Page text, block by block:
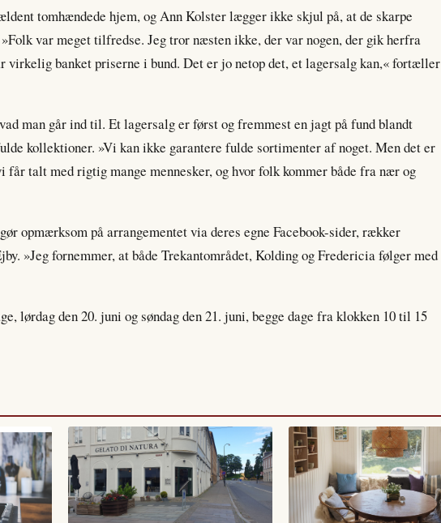
tomhændede hjem, og Ann Kolster lægger ikke skjul på, at de skarpe
var meget tilfredse. Jeg tror næsten ikke, der var nogen, der gik herfra
virkelig banket priserne i bund. Det er jo netop det, et lagersalg kan,« fortæller
man går ind til. Et lagersalg er først og fremmest en jagt på fund blandt
kollektioner. »Vi kan ikke garantere fulde sortimenter af noget. Men det er
får talt med rigtig mange mennesker, og hvor folk kommer både fra nær og
opmærksom på arrangementet via deres egne Facebook-sider, rækker
»Jeg fornemmer, at både Trekantområdet, Kolding og Fredericia følger med
lørdag den 20. juni og søndag den 21. juni, begge dage fra klokken 10 til 15